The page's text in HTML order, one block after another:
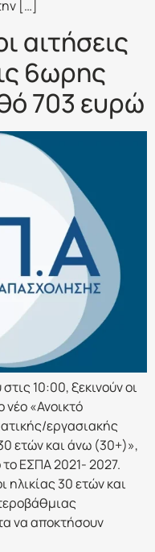
[…]
αιτήσεις
6ωρης
703 ευρώ
10:00, ξεκινούν οι
νέο «Ανοικτό
εργασιακής
ετών και άνω (30+)»,
ΕΣΠΑ 2021- 2027.
30 ετών και
να αποκτήσουν